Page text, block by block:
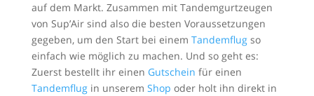
auf dem Markt. Zusammen mit Tandemgurtzeugen
von Sup’Air sind also die besten Voraussetzungen
gegeben, um den Start bei einem Tandemflugso
einfach wie möglich zu machen. Und so geht es:
Zuerst bestellt ihr einen Gutschein für einen
Tandemflugin unserem Shop oder holt ihn direkt in